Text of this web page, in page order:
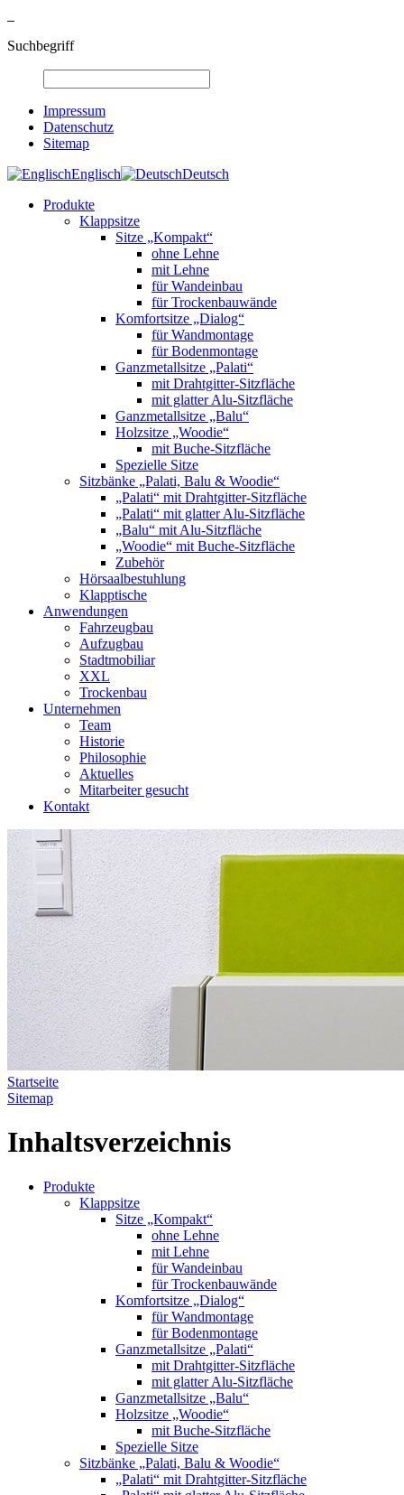
Suchbegriff
Impressum
Datenschutz
Sitemap
Englisch
Deutsch
Produkte
Klappsitze
Sitze „Kompakt“
ohne Lehne
mit Lehne
für Wandeinbau
für Trockenbauwände
Komfortsitze „Dialog“
für Wandmontage
für Bodenmontage
Ganzmetallsitze „Palati“
mit Drahtgitter-Sitzfläche
mit glatter Alu-Sitzfläche
Ganzmetallsitze „Balu“
Holzsitze „Woodie“
mit Buche-Sitzfläche
Spezielle Sitze
Sitzbänke „Palati, Balu & Woodie“
„Palati“ mit Drahtgitter-Sitzfläche
„Palati“ mit glatter Alu-Sitzfläche
„Balu“ mit Alu-Sitzfläche
„Woodie“ mit Buche-Sitzfläche
Zubehör
Hörsaalbestuhlung
Klapptische
Anwendungen
Fahrzeugbau
Aufzugbau
Stadtmobiliar
XXL
Trockenbau
Unternehmen
Team
Historie
Philosophie
Aktuelles
Mitarbeiter gesucht
Kontakt
Startseite
Sitemap
Inhaltsverzeichnis
Produkte
Klappsitze
Sitze „Kompakt“
ohne Lehne
mit Lehne
für Wandeinbau
für Trockenbauwände
Komfortsitze „Dialog“
für Wandmontage
für Bodenmontage
Ganzmetallsitze „Palati“
mit Drahtgitter-Sitzfläche
mit glatter Alu-Sitzfläche
Ganzmetallsitze „Balu“
Holzsitze „Woodie“
mit Buche-Sitzfläche
Spezielle Sitze
Sitzbänke „Palati, Balu & Woodie“
„Palati“ mit Drahtgitter-Sitzfläche